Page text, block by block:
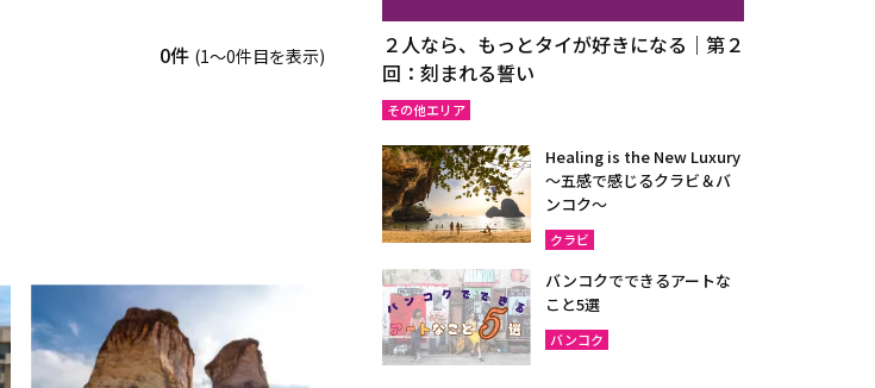
0件 (1〜0件目を表示)
２人なら、もっとタイが好きになる｜第２
回：刻まれる誓い
その他エリア
Healing is the New Luxury
～五感で感じるクラビ＆バ
ンコク～
クラビ
バンコクでできるアートな
こと5選
バンコク